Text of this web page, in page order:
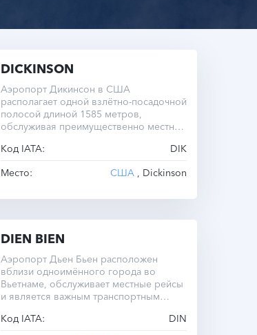
DICKINSON
Аэропорт Дикинсон в США
располагает одной взлётно-посадочной
полосой длиной 1585 метров,
обслуживая преимущественно местные
Код IATA:
DIK
Место:
США , Dickinson
DIEN BIEN
Аэропорт Дьен Бьен расположен
вблизи одноимённого города во
Вьетнаме, обслуживает местные рейсы
и является важным транспортным
Код IATA:
DIN